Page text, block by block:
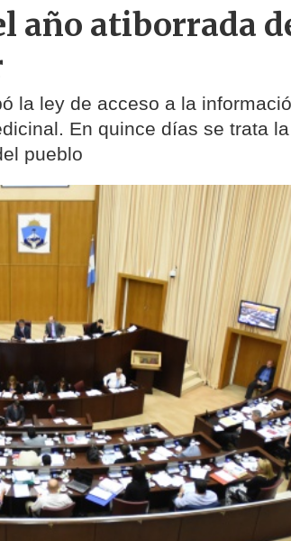
año atiborrada
la ley de acceso a la
En quince días se trata
pueblo